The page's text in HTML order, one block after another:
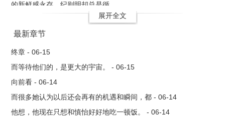
的新鲜感永存，纪则明却总是循..
展开全文
最新章节
终章 - 06-15
而等待他们的，是更大的宇宙。 - 06-15
向前看 - 06-14
而很多她认为以后还会再有的机遇和瞬间，都 - 06-14
他想，他现在只想和慎怡好好地吃一顿饭。 - 06-14